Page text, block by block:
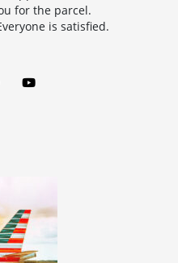
for the parcel.
is satisfied.
u
t